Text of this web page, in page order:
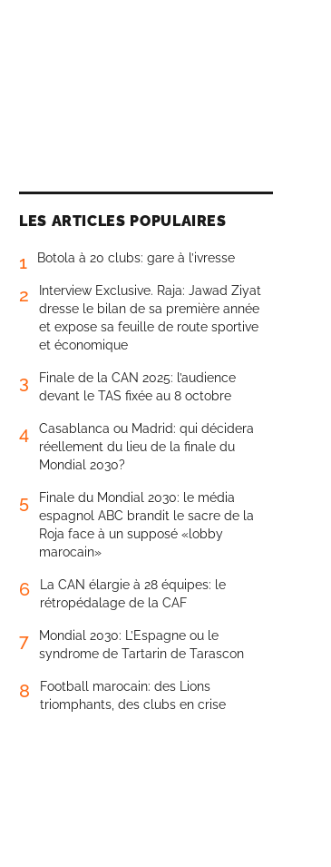
LES ARTICLES POPULAIRES
1 Botola à 20 clubs: gare à l’ivresse
2
Interview Exclusive. Raja: Jawad Ziyat
dresse le bilan de sa première année
et expose sa feuille de route sportive
et économique
3
Finale de la CAN 2025: l’audience
devant le TAS fixée au 8 octobre
4
Casablanca ou Madrid: qui décidera
réellement du lieu de la finale du
Mondial 2030?
5
Finale du Mondial 2030: le média
espagnol ABC brandit le sacre de la
Roja face à un supposé «lobby
marocain»
6
La CAN élargie à 28 équipes: le
rétropédalage de la CAF
7
Mondial 2030: L’Espagne ou le
syndrome de Tartarin de Tarascon
8
Football marocain: des Lions
triomphants, des clubs en crise